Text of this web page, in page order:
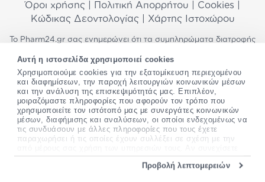
Αυτή η ιστοσελίδα χρησιμοποιεί cookies
Χρησιμοποιούμε cookies για την εξατομίκευση περιεχομένου
και διαφημίσεων, την παροχή λειτουργιών κοινωνικών μέσων
και την ανάλυση της επισκεψιμότητάς μας. Επιπλέον,
μοιραζόμαστε πληροφορίες που αφορούν τον τρόπο που
χρησιμοποιείτε τον ιστότοπό μας με συνεργάτες κοινωνικών
μέσων, διαφήμισης και αναλύσεων, οι οποίοι ενδεχομένως να
τις συνδυάσουν με άλλες πληροφορίες που τους έχετε
παραχωρήσει ή τις οποίες έχουν συλλέξει σε σχέση με την
Προβολή λεπτομερειών
Όροι χρήσης Πολιτική Απορρήτου Cookies
Κώδικας Δεοντολογίας| Χάρτης Ιστοχώρου
Το Pharm24.gr σας ενημερώνει ότι τα συμπληρώματα διατροφής
προορίζονται για την πρόληψη, αγωγή ή θεραπεία ανθρώπινης
νόσου. Συμβουλευτείτε τον γιατρό σας εάν είστε έγκυος,
θηλάζετε, ακολουθείτε παράλληλα φαρμακευτική αγωγή ή
αντιμετωπίζετε προβλήματα υγείας πριν χρησιμοποιήσετε
οποιοδήποτε συμπλήρωμα διατροφής. Προσπαθούμε διαρκώς να
σας παρέχουμε ακριβείς και έγκυρες πληροφορίες. Σε περίπτωση
που έχετε κάποια ερώτηση ή παρατήρηση σχετικά με αυτές,
παρακαλώεπικοινωνήστε μαζί μας.
2012-2026 - All rights Reserved •